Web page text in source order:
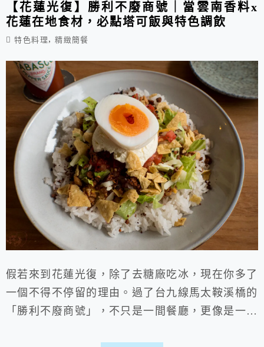
【花蓮光復】勝利不廢商號｜當雲南香料x
花蓮在地食材，必點塔可飯與特色調飲
特色料理 ,精緻簡餐
假若來到花蓮光復，除了去糖廠吃冰，現在你多了
一個不得不停留的理由。過了台九線馬太鞍溪橋的
「勝利不廢商號」，不只是一間餐廳，更像是一場